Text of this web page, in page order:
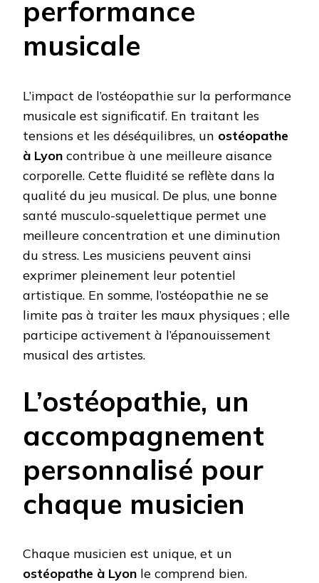
performance
musicale
L’impact de l’ostéopathie sur la performance
musicale est significatif. En traitant les
tensions et les déséquilibres, un ostéopathe
à Lyon contribue à une meilleure aisance
corporelle. Cette fluidité se reflète dans la
qualité du jeu musical. De plus, une bonne
santé musculo-squelettique permet une
meilleure concentration et une diminution
du stress. Les musiciens peuvent ainsi
exprimer pleinement leur potentiel
artistique. En somme, l’ostéopathie ne se
limite pas à traiter les maux physiques ; elle
participe activement à l’épanouissement
musical des artistes.
L’ostéopathie, un
accompagnement
personnalisé pour
chaque musicien
Chaque musicien est unique, et un
ostéopathe à Lyon le comprend bien.